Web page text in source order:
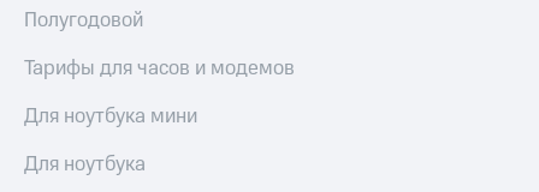
Полугодовой
Тарифы для часов и модемов
Для ноутбука мини
Для ноутбука